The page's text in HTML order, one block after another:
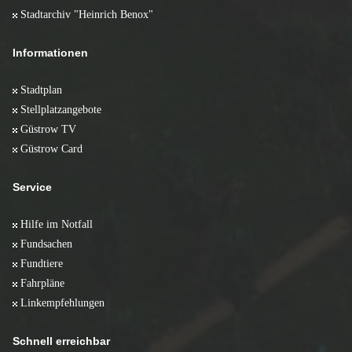
Stadtarchiv "Heinrich Benox"
Informationen
Stadtplan
Stellplatzangebote
Güstrow TV
Güstrow Card
Service
Hilfe im Notfall
Fundsachen
Fundtiere
Fahrpläne
Linkempfehlungen
Schnell erreichbar